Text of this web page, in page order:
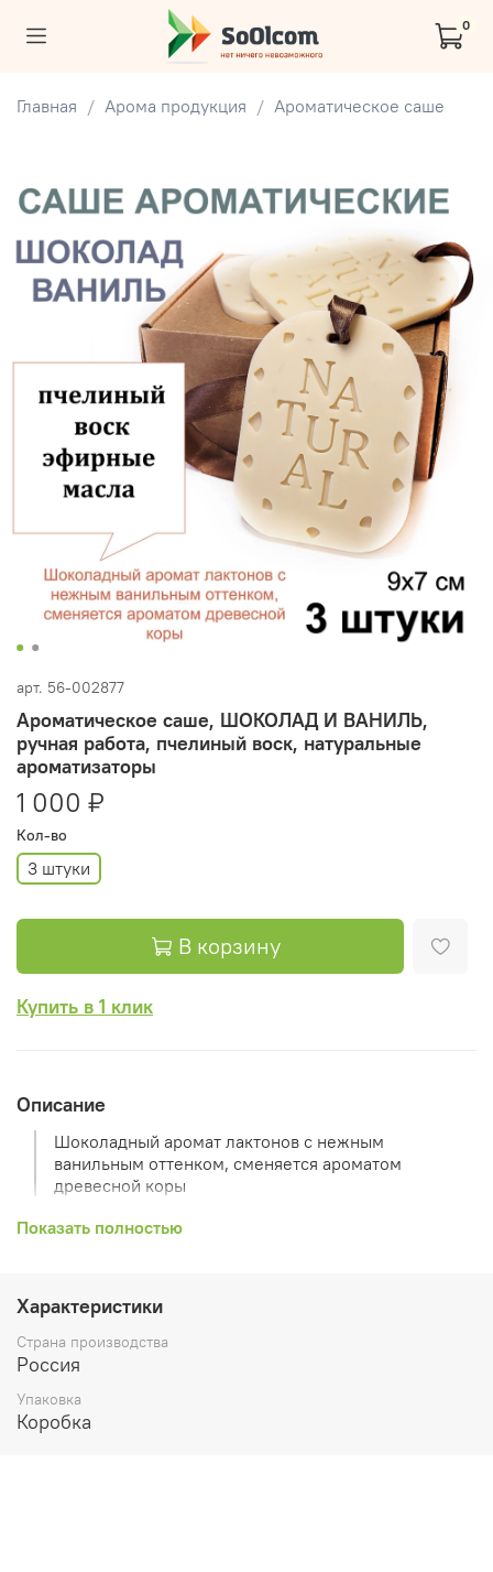
0
Главная Арома продукция Ароматическое саше
арт. 56-002877
Ароматическое саше, ШОКОЛАД И ВАНИЛЬ,
ручная работа, пчелиный воск, натуральные
ароматизаторы
1 000 ₽
Кол-во
3 штуки
В корзину
Купить в 1 клик
Описание
Шоколадный аромат лактонов с нежным
ванильным оттенком, сменяется ароматом
древесной коры
Использование: ароматизация помещений, шкафов,
Размер9х7 см
Показать полностью
Характеристики
Страна производства
Россия
Упаковка
Коробка